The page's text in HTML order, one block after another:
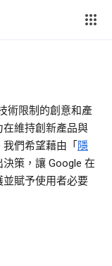
術限制的創意和產
維持創新產品與
們希望藉由「 隱
策，讓 Google 在
賦予使用者必要